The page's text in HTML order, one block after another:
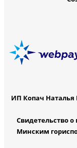
ИП Копач Наталья
Свидетельство
Минским